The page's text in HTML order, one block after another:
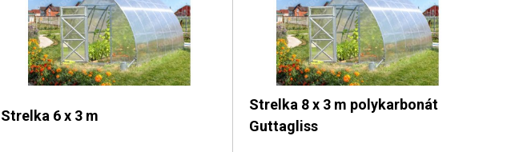
Strelka 6 x 3 m
Strelka 8 x 3 m polykarbonát
Guttagliss